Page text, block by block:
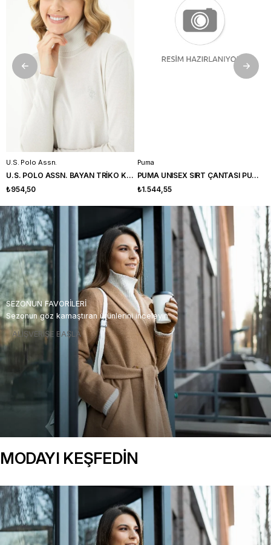
U.S. Polo Assn.
U.S. POLO ASSN. BAYAN TRİKO KAZAK G082SZ0TK-000-1629797
₺954,50
Puma
PUMA UNISEX SIRT ÇANTASI PUMA PHASE BACKPACK 09116403
₺1.544,55
SEZONUN FAVORİLERİ
Sezonun göz kamaştıran ürünlerini inceleyin
ALIŞVERİŞE BAŞLA
MODAYI KEŞFEDİN